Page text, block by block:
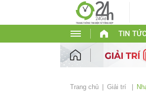
TIN TỨC
Trang chủ Giải trí